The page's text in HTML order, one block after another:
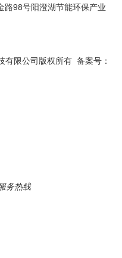
路98号阳澄湖节能环保产业
限公司版权所有 备案号：
务热线